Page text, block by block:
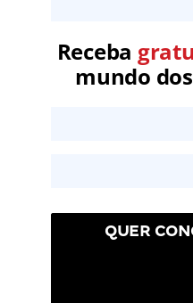
Receba
mundo
QUER